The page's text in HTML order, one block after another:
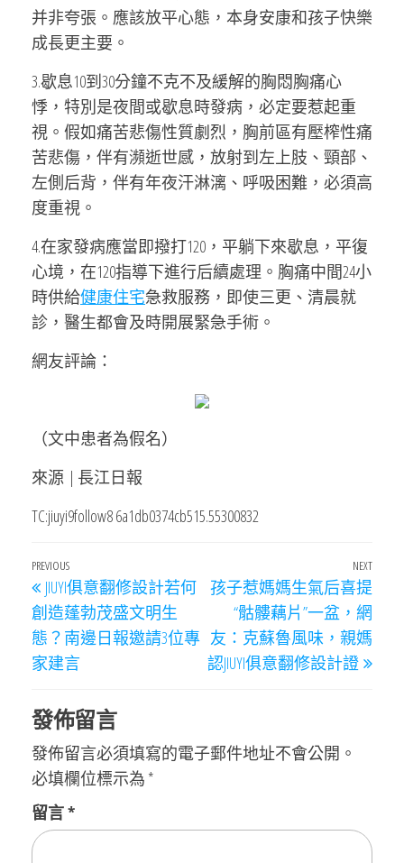
并非夸張。應該放平心態，本身安康和孩子快樂
成長更主要。
3.歇息10到30分鐘不克不及緩解的胸悶胸痛心
悸，特別是夜間或歇息時發病，必定要惹起重
視。假如痛苦悲傷性質劇烈，胸前區有壓榨性痛
苦悲傷，伴有瀕逝世感，放射到左上肢、頸部、
左側后背，伴有年夜汗淋漓、呼吸困難，必須高
度重視。
4.在家發病應當即撥打120，平躺下來歇息，平復
心境，在120指導下進行后續處理。胸痛中間24小
時供給健康住宅急救服務，即使三更、清晨就
診，醫生都會及時開展緊急手術。
網友評論：
（文中患者為假名）
來源 | 長江日報
TC:jiuyi9follow8 6a1db0374cb515.55300832
文
章
導
覽
Previous
Post
PREVIOUS
JIUYI俱意翻修設計若何
創造蓬勃茂盛文明生
態？南邊日報邀請3位專
家建言
Next
Post
NEXT
孩子惹媽媽生氣后喜提
“骷髏藕片”一盆，網
友：克蘇魯風味，親媽
認JIUYI俱意翻修設計證
發佈留言
發佈留言必須填寫的電子郵件地址不會公開。
必填欄位標示為 *
留言*